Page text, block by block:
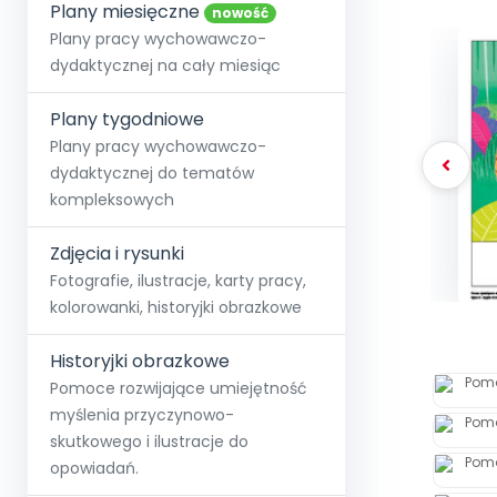
Społeczność
+48 12 631 04 10
kontakt@blizejprzedszkola.pl
O miesięczniku
Strona główna
Strefy,
O Akademii
Akademia
Poznaj pakiet MAX
Testuj przez 7 dni
E-
∞Pakiet
Pełen
Wszystkie projekty
Skontaktuj się
Dodaj wpis
Plany miesięczne nowość
Plany pracy wychowawczo-
dydaktycznej na cały miesiąc
Plany tygodniowe
Plany pracy wychowawczo-
dydaktycznej do tematów
kompleksowych
Zdjęcia i rysunki
Fotografie, ilustracje, karty pracy,
kolorowanki, historyjki obrazkowe
Historyjki obrazkowe
Pomoce rozwijające umiejętność
myślenia przyczynowo-
skutkowego i ilustracje do
opowiadań.